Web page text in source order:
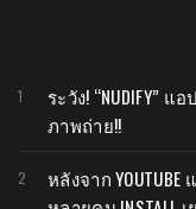
ระวัง! “NUDIFY”
ภาพถ่าย!!
หลังจาก YOUTUBE